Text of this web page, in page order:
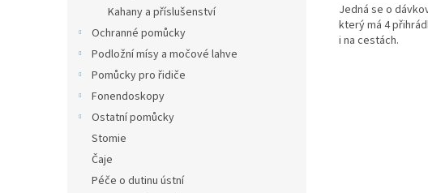
Kahany a příslušenství
Ochranné pomůcky
Podložní mísy a močové lahve
Pomůcky pro řidiče
Fonendoskopy
Ostatní pomůcky
Stomie
Čaje
Péče o dutinu ústní
Jedná se o
který má 4
i na cestách.